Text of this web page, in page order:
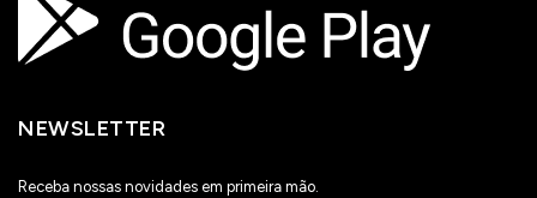
NEWSLETTER
Receba nossas novidades em primeira mão.